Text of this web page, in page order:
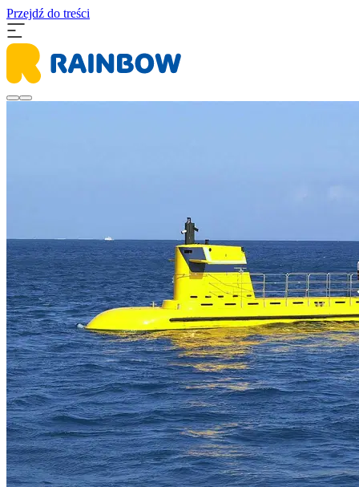
Przejdź do treści